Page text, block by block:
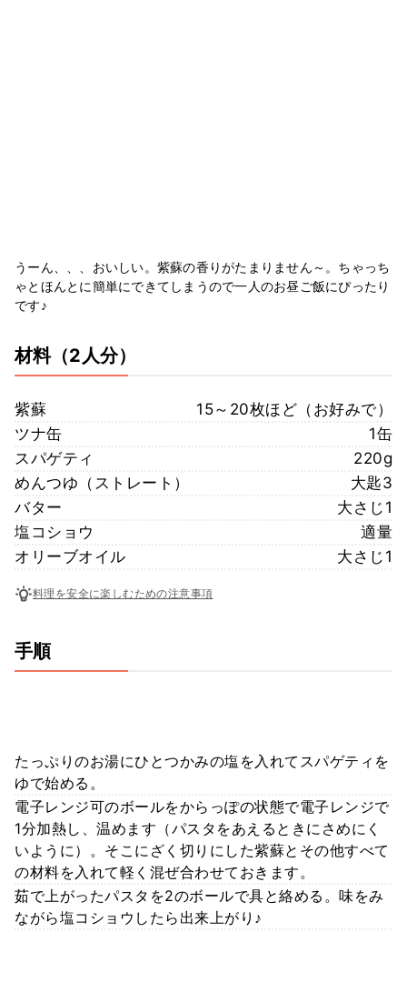
うーん、、、おいしい。紫蘇の香りがたまりません～。ちゃっち
ゃとほんとに簡単にできてしまうので一人のお昼ご飯にぴったり
です♪
材料（2人分）
紫蘇
15～20枚ほど（お好みで）
ツナ缶
1缶
スパゲティ
220g
めんつゆ（ストレート）
大匙3
バター
大さじ1
塩コショウ
適量
オリーブオイル
大さじ1
料理を安全に楽しむための注意事項
手順
たっぷりのお湯にひとつかみの塩を入れてスパゲティを
ゆで始める。
電子レンジ可のボールをからっぽの状態で電子レンジで
1分加熱し、温めます（パスタをあえるときにさめにく
いように）。そこにざく切りにした紫蘇とその他すべて
の材料を入れて軽く混ぜ合わせておきます。
茹で上がったパスタを2のボールで具と絡める。味をみ
ながら塩コショウしたら出来上がり♪